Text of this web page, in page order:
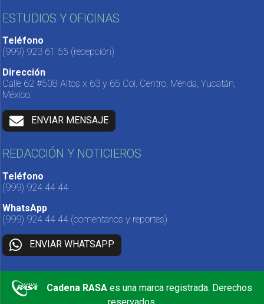
ESTUDIOS Y OFICINAS
Teléfono
(999) 923 61 55 (recepción)
Dirección
Calle 62 #508 Altos x 63 y 65 Col. Centro, Mérida, Yucatán,
México.
ENVIAR MENSAJE
REDACCIÓN Y NOTICIEROS
Teléfono
(999) 924 44 44
WhatsApp
(999) 924 44 44 (comentarios y reportes)
ENVIAR WHATSAPP
Cadena RASA es una marca registrada. Derechos